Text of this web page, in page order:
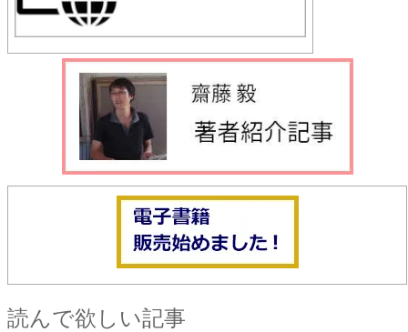
読んで欲しい記事